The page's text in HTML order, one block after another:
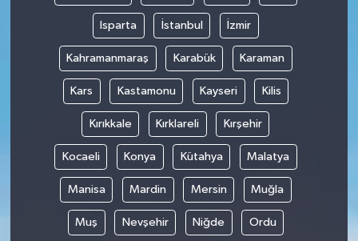
Isparta İstanbul İzmir
Kahramanmaraş Karabük Karaman
Kars Kastamonu Kayseri Kilis
Kırıkkale Kırklareli Kırşehir
Kocaeli Konya Kütahya Malatya
Manisa Mardin Mersin Muğla
Muş Nevşehir Niğde Ordu